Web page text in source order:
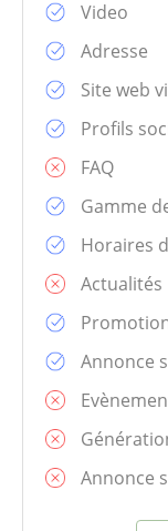
Video
Adresse
Site web
Profils
FAQ
Gamme
Horaires
Actualités
Annonce
Annonce